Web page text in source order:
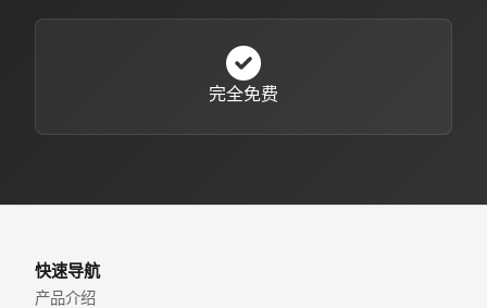
完全免费
快速导航
产品介绍